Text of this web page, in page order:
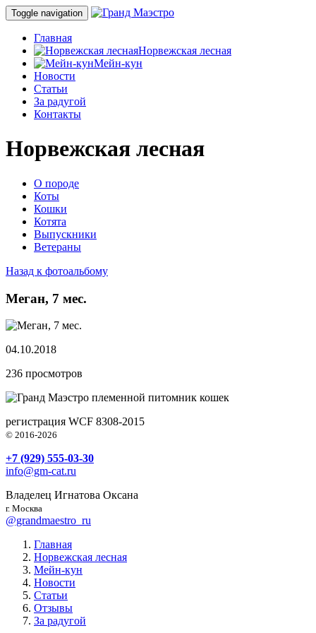
Toggle navigation
Главная
Норвежская лесная
Мейн-кун
Новости
Статьи
За радугой
Контакты
Норвежская лесная
О породе
Коты
Кошки
Котята
Выпускники
Ветераны
Назад к фотоальбому
Меган, 7 мес.
04.10.2018
236 просмотров
племенной питомник кошек
регистрация WCF 8308-2015
© 2016-2026
+7 (929) 555-03-30
info@gm-cat.ru
Владелец Игнатова Оксана
г. Москва
@grandmaestro_ru
Главная
Норвежская лесная
Мейн-кун
Новости
Статьи
Отзывы
За радугой